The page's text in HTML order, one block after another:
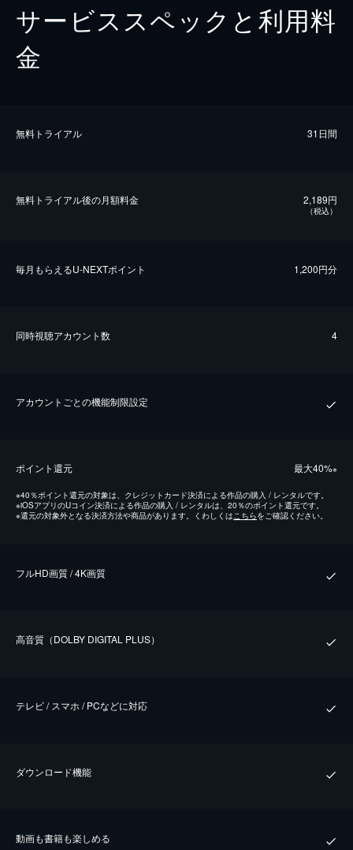
サービススペックと利用料
金
無料トライアル 31日間
無料トライアル後の⽉額料金 2,189円
（税込）
毎⽉もらえるU-NEXTポイント 1,200円分
同時視聴アカウント数 4
アカウントごとの機能制限設定
ポイント還元 最⼤40%※
※40％ポイント還元の対象は、クレジットカード決済による作品の購入 / レンタルです。
※iOSアプリのUコイン決済による作品の購入 / レンタルは、20％のポイント還元です。
※還元の対象外となる決済方法や商品があります。くわしくはこちらをご確認ください。
フルHD画質 / 4K画質
⾼⾳質（DOLBY DIGITAL PLUS）
テレビ / スマホ / PCなどに対応
ダウンロード機能
動画も書籍も楽しめる